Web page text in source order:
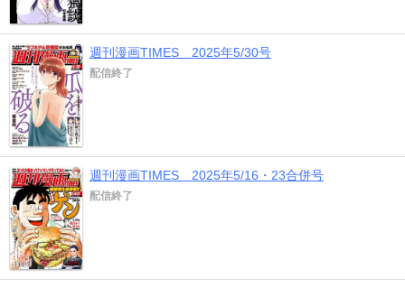
週刊漫画TIMES 2025年5/30号
配信終了
週刊漫画TIMES 2025年5/16・23合併号
配信終了